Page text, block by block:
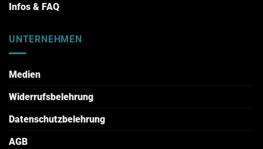
Infos & FAQ
UNTERNEHMEN
Medien
Widerrufsbelehrung
Datenschutzbelehrung
AGB